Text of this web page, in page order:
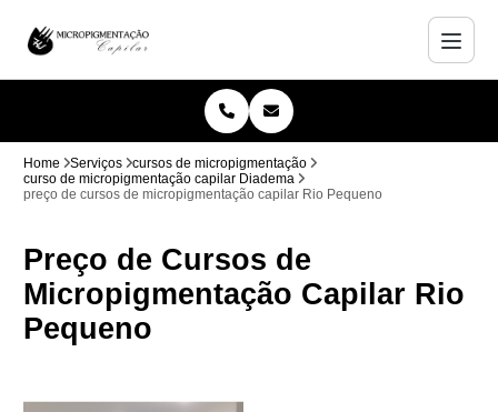
Home Serviços
cursos de micropigmentação
curso de micropigmentação capilar Diadema
preço de cursos de micropigmentação capilar Rio Pequeno
Preço de Cursos de
Micropigmentação Capilar Rio
Pequeno